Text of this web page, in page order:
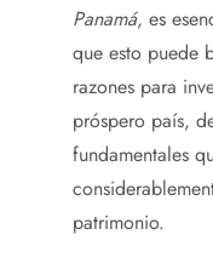
Panamá, es
que esto puede
razones para
próspero país,
fundamentales
patrimonio.